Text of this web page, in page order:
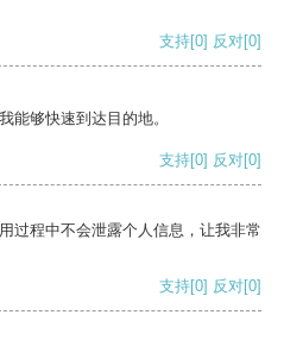
支持[0] 反对[0]
能够快速到达目的地。
支持[0] 反对[0]
过程中不会泄露个人信息，让我非常
支持[0] 反对[0]